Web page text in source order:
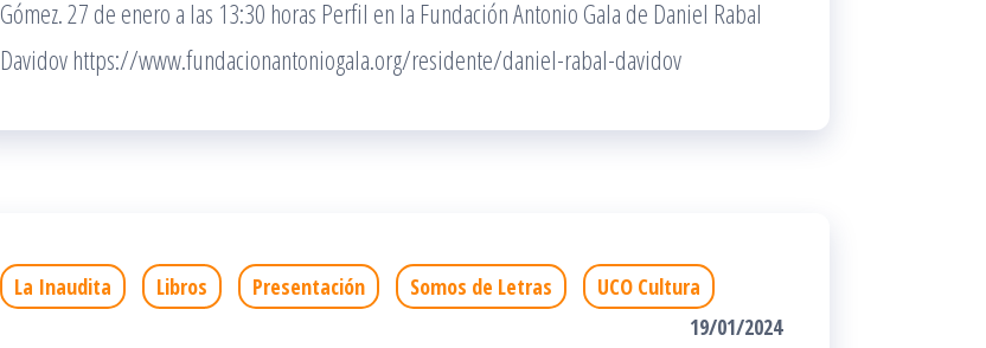
Gómez. 27 de enero a las 13:30 horas Perfil en la Fundación Antonio Gala de Daniel Rabal
Davidov https://www.fundacionantoniogala.org/residente/daniel-rabal-davidov
La Inaudita Libros Presentación Somos de Letras
UCO Cultura
19/01/2024